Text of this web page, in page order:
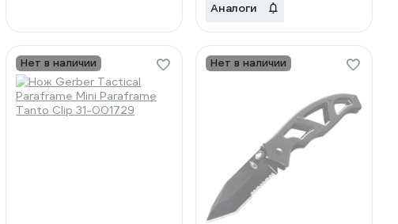
Аналоги
Нет в наличии Нет в наличии